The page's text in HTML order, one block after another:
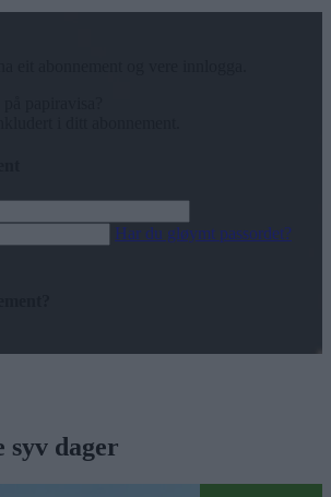
Har du gløymt passordet?
syv dager